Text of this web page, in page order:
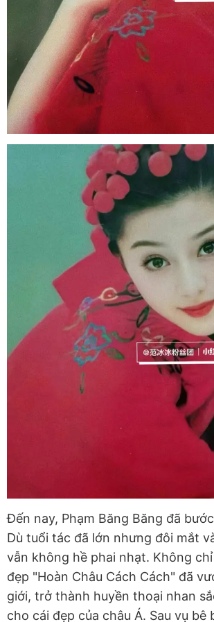
Đến nay, Phạm Băng Băng đã
Dù tuổi tác đã lớn nhưng đôi mắt
vẫn không hề phai nhạt. Không
đẹp "Hoàn Châu Cách Cách" đã
giới, trở thành huyền thoại nhan
cho cái đẹp của châu Á. Sau vụ bê